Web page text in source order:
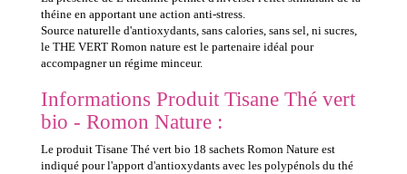
théine en apportant une action anti-stress.
Source naturelle d'antioxydants, sans calories, sans sel, ni sucres,
le THE VERT Romon nature est le partenaire idéal pour
accompagner un régime minceur.
Informations Produit Tisane Thé vert
bio - Romon Nature :
Le produit Tisane Thé vert bio 18 sachets Romon Nature est
indiqué pour l'apport d'antioxydants avec les polypénols du thé